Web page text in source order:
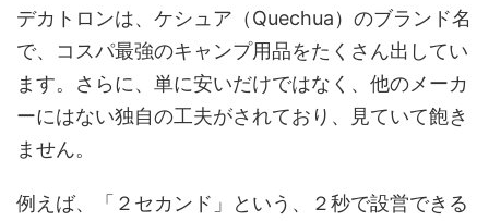
デカトロンは、ケシュア（Quechua）のブランド名
で、コスパ最強のキャンプ用品をたくさん出してい
ます。さらに、単に安いだけではなく、他のメーカ
ーにはない独自の工夫がされており、見ていて飽き
ません。
例えば、「２セカンド」という、２秒で設営できる